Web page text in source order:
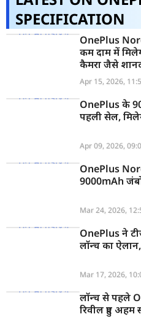
SPECIFICATION
OnePlus
कम दाम में
कैमरा जैसे
Apr 15, 2026,
OnePlus के
पहली सेल,
Apr 09, 2026,
OnePlus
9000mAh जंबो
Mar 24, 2026,
OnePlus ने
लॉन्च का
Mar 17, 2026,
लॉन्च से पहले
रिवील हुए